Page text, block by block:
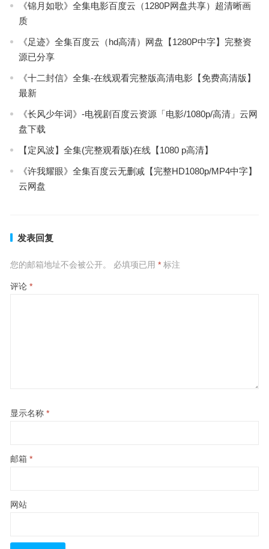
《锦月如歌》全集电影百度云（1280P网盘共享）超清晰画
质
《足迹》全集百度云（hd高清）网盘【1280P中字】完整资
源已分享
《十二封信》全集-在线观看完整版高清电影【免费高清版】
最新
《长风少年词》-电视剧百度云资源「电影/1080p/高清」云网
盘下载
【定风波】全集(完整观看版)在线【1080 p高清】
《许我耀眼》全集百度云无删减【完整HD1080p/MP4中字】
云网盘
发表回复
您的邮箱地址不会被公开。 必填项已用 *标注
评论 *
显示名称 *
邮箱 *
网站